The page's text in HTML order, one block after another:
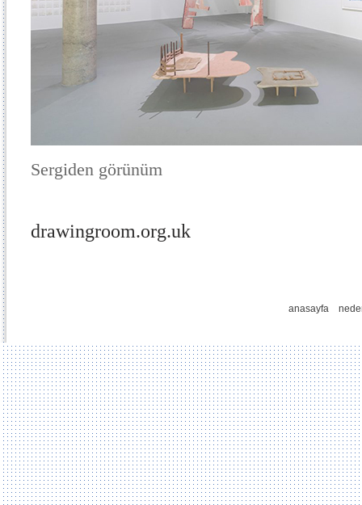
Sergiden görünüm
drawingroom.org.uk
anasayfa